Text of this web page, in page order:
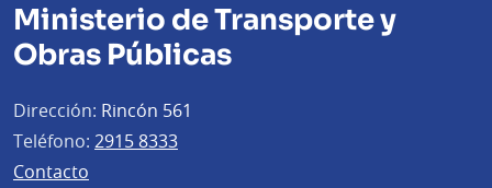
Ministerio de Transporte y
Obras Públicas
Dirección: Rincón 561
Teléfono: 2915 8333
Contacto